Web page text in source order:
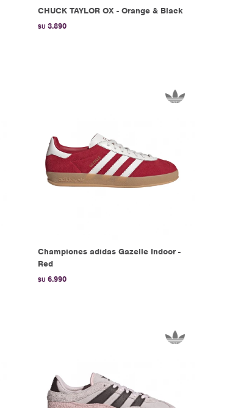
CHUCK TAYLOR OX - Orange & Black
$U 3.890
Championes adidas Gazelle Indoor -
Red
$U 6.990